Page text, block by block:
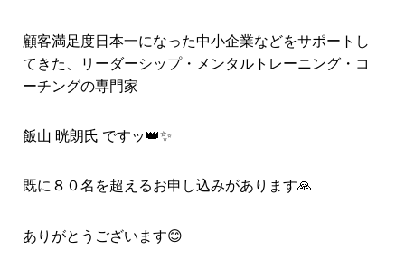
顧客満足度日本一になった中小企業などをサポートし
てきた、リーダーシップ・メンタルトレーニング・コ
ーチングの専門家
飯山 晄朗氏 ですッ👑✨
既に８０名を超えるお申し込みがあります🙏
ありがとうございます😊